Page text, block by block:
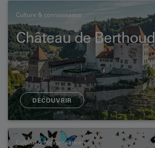
Culture & connaissance
Château de Berthoud
DÉCOUVRIR
Culture & connaissance